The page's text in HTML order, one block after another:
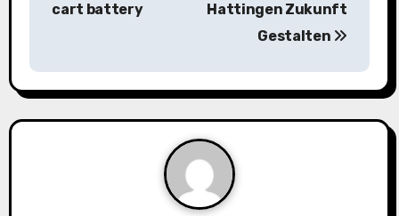
t
n
cart battery
Hattingen Zukunft
Gestalten